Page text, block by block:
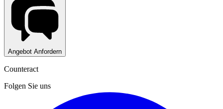
Angebot Anfordern
Counteract
Folgen Sie uns